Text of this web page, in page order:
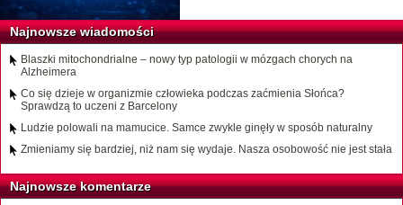
Najnowsze wiadomości
Blaszki mitochondrialne – nowy typ patologii w mózgach chorych na
Alzheimera
Co się dzieje w organizmie człowieka podczas zaćmienia Słońca?
Sprawdzą to uczeni z Barcelony
Ludzie polowali na mamucice. Samce zwykle ginęły w sposób naturalny
Zmieniamy się bardziej, niż nam się wydaje. Nasza osobowość nie jest stała
Najnowsze komentarze